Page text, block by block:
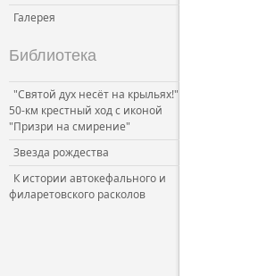
Галерея
Библиотека
"Святой дух несёт на крыльях!"
50-км крестный ход с иконой
"Призри на смирение"
Звезда рождества
К истории автокефального и
филаретовского расколов